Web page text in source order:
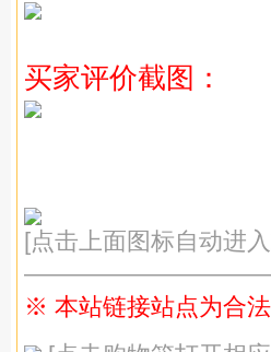
买家评价截图：
[点击上面图标自动进
※ 本站链接站点为合